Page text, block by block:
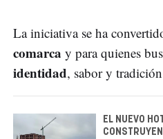
La iniciativa se ha
comarca y para quienes
identidad, sabor y
EL NUEVO